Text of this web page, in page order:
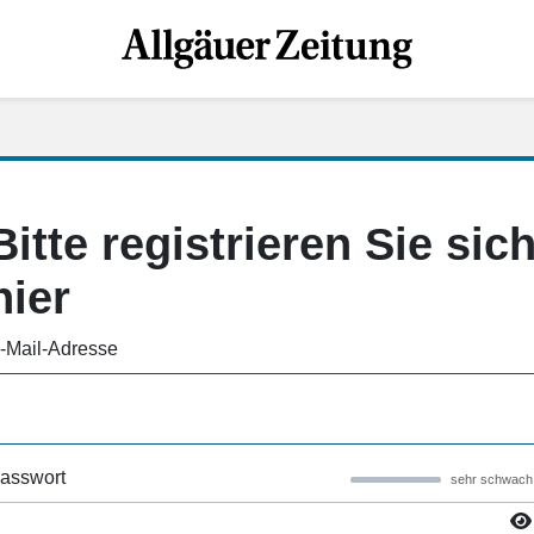
registrieren Sie
Mail-Adresse
sehr schwach